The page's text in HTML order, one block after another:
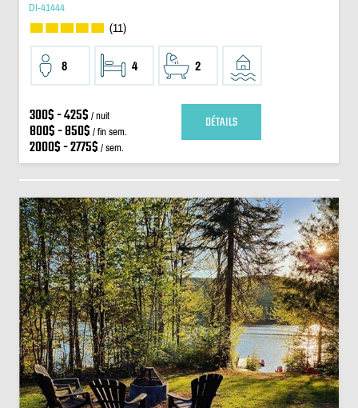
DI-41444
(11)
8 4 2
300$ - 425$ / nuit
800$ - 850$ / fin sem.
2000$ - 2775$ / sem.
DÉTAILS